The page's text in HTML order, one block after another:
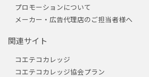
プロモーションについて
メーカー・広告代理店のご担当者様へ
関連サイト
コエテコカレッジ
コエテコカレッジ協会プラン